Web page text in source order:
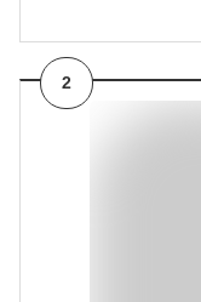
2